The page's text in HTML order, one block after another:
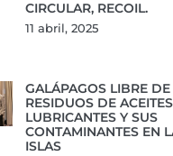
CIRCULAR, RECOIL.
11 abril, 2025
GALÁPAGOS LIBRE DE
RESIDUOS DE ACEITES
LUBRICANTES Y SUS
CONTAMINANTES EN
ISLAS